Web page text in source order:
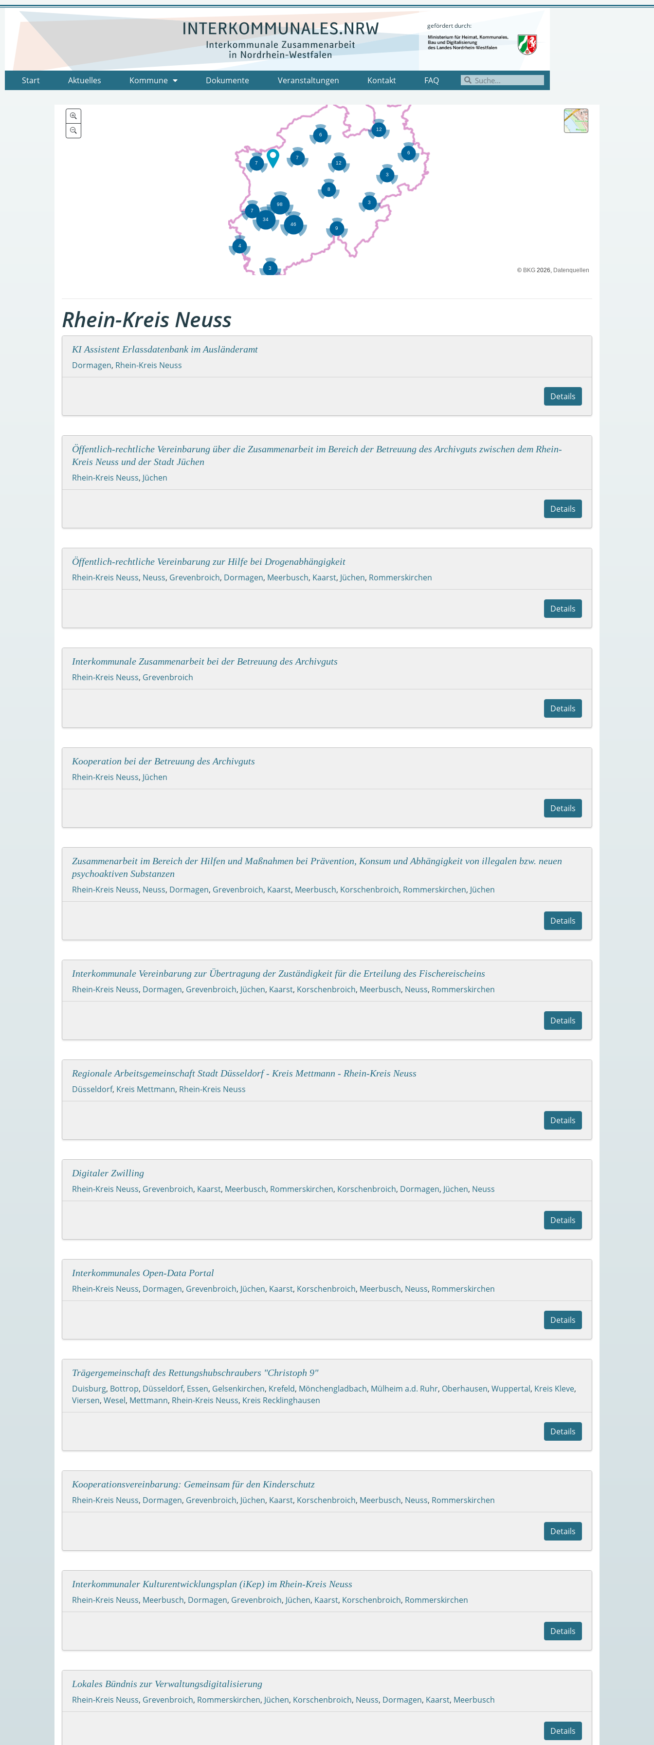
gefördert durch:
Start Aktuelles Kommune Dokumente Veranstaltungen Kontakt FAQ
© BKG 2026, Datenquellen
Rhein-Kreis Neuss
KI Assistent Erlassdatenbank im Ausländeramt
Dormagen, Rhein-Kreis Neuss
Details
Öffentlich-rechtliche Vereinbarung über die Zusammenarbeit im Bereich der Betreuung des Archivguts zwischen dem Rhein-
Kreis Neuss und der Stadt Jüchen
Rhein-Kreis Neuss, Jüchen
Details
Öffentlich-rechtliche Vereinbarung zur Hilfe bei Drogenabhängigkeit
Rhein-Kreis Neuss, Neuss, Grevenbroich, Dormagen, Meerbusch, Kaarst, Jüchen, Rommerskirchen
Details
Interkommunale Zusammenarbeit bei der Betreuung des Archivguts
Rhein-Kreis Neuss, Grevenbroich
Details
Kooperation bei der Betreuung des Archivguts
Rhein-Kreis Neuss, Jüchen
Details
Zusammenarbeit im Bereich der Hilfen und Maßnahmen bei Prävention, Konsum und Abhängigkeit von illegalen bzw. neuen
psychoaktiven Substanzen
Rhein-Kreis Neuss, Neuss, Dormagen, Grevenbroich, Kaarst, Meerbusch, Korschenbroich, Rommerskirchen, Jüchen
Details
Interkommunale Vereinbarung zur Übertragung der Zuständigkeit für die Erteilung des Fischereischeins
Rhein-Kreis Neuss, Dormagen, Grevenbroich, Jüchen, Kaarst, Korschenbroich, Meerbusch, Neuss, Rommerskirchen
Details
Regionale Arbeitsgemeinschaft Stadt Düsseldorf - Kreis Mettmann - Rhein-Kreis Neuss
Düsseldorf, Kreis Mettmann, Rhein-Kreis Neuss
Details
Digitaler Zwilling
Rhein-Kreis Neuss, Grevenbroich, Kaarst, Meerbusch, Rommerskirchen, Korschenbroich, Dormagen, Jüchen, Neuss
Details
Interkommunales Open-Data Portal
Rhein-Kreis Neuss, Dormagen, Grevenbroich, Jüchen, Kaarst, Korschenbroich, Meerbusch, Neuss, Rommerskirchen
Details
Trägergemeinschaft des Rettungshubschraubers "Christoph 9"
Duisburg, Bottrop, Düsseldorf, Essen, Gelsenkirchen, Krefeld, Mönchengladbach, Mülheim a.d. Ruhr, Oberhausen, Wuppertal, Kreis Kleve,
Viersen, Wesel, Mettmann, Rhein-Kreis Neuss, Kreis Recklinghausen
Details
Kooperationsvereinbarung: Gemeinsam für den Kinderschutz
Rhein-Kreis Neuss, Dormagen, Grevenbroich, Jüchen, Kaarst, Korschenbroich, Meerbusch, Neuss, Rommerskirchen
Details
Interkommunaler Kulturentwicklungsplan (iKep) im Rhein-Kreis Neuss
Rhein-Kreis Neuss, Meerbusch, Dormagen, Grevenbroich, Jüchen, Kaarst, Korschenbroich, Rommerskirchen
Details
Lokales Bündnis zur Verwaltungsdigitalisierung
Rhein-Kreis Neuss, Grevenbroich, Rommerskirchen, Jüchen, Korschenbroich, Neuss, Dormagen, Kaarst, Meerbusch
Details